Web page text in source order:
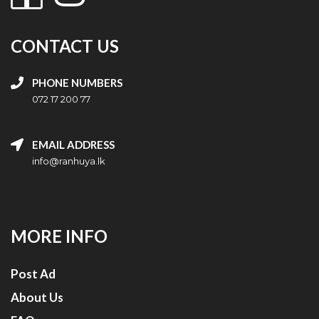
CONTACT US
PHONE NUMBERS
072 17 200 77
EMAIL ADDRESS
info@ranhuya.lk
MORE INFO
Post Ad
About Us